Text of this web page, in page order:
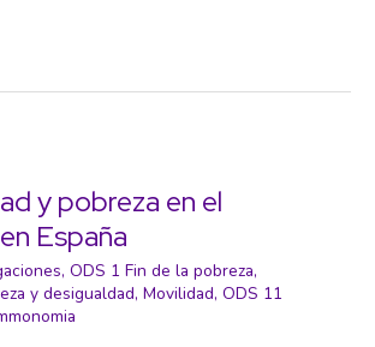
y pobreza en el
España
, ODS 1 Fin de la pobreza,
y desigualdad, Movilidad, ODS 11